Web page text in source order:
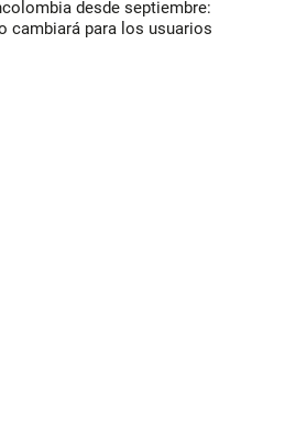
desde septiembre:
cambiará para los usuarios